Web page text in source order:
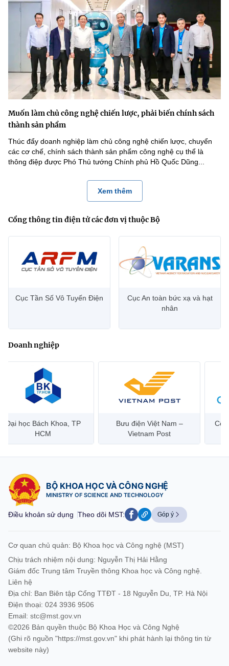
Muốn làm chủ công nghệ chiến lược, phải biến chính sách
thành sản phẩm
Thúc đẩy doanh nghiệp làm chủ công nghệ chiến lược, chuyển
các cơ chế, chính sách thành sản phẩm công nghệ cụ thể là
thông điệp được Phó Thủ tướng Chính phủ Hồ Quốc Dũng...
Xem thêm
Cổng thông tin điện tử các đơn vị thuộc Bộ
Cục Tần Số Vô Tuyến Điện
Cục An toàn bức xạ và hạt
nhân
Doanh nghiệp
Đại học Bách Khoa, TP
HCM
Bưu điện Việt Nam –
Vietnam Post
BỘ KHOA HỌC VÀ CÔNG NGHỆ
MINISTRY OF SCIENCE AND TECHNOLOGY
Điều khoản sử dụng Theo dõi MST: Góp ý
Cơ quan chủ quản: Bộ Khoa học và Công nghệ (MST)
Chịu trách nhiệm nội dung: Nguyễn Thị Hải Hằng
Giám đốc Trung tâm Truyền thông Khoa học và Công nghệ.
Liên hệ
Địa chỉ: Ban Biên tập Cổng TTĐT - 18 Nguyễn Du, TP. Hà Nội
Điện thoại: 024 3936 9506
Email: stc@mst.gov.vn
©2026 Bản quyền thuộc Bộ Khoa Học và Công Nghệ
(Ghi rõ nguồn "https://mst.gov.vn" khi phát hành lại thông tin từ
website này)